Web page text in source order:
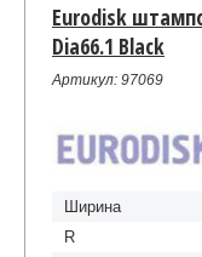
Eurodisk
Dia66.1 Black
Артикул: 97069
Ширина
R